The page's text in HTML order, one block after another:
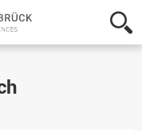
Hochschule
Osnabrück
-